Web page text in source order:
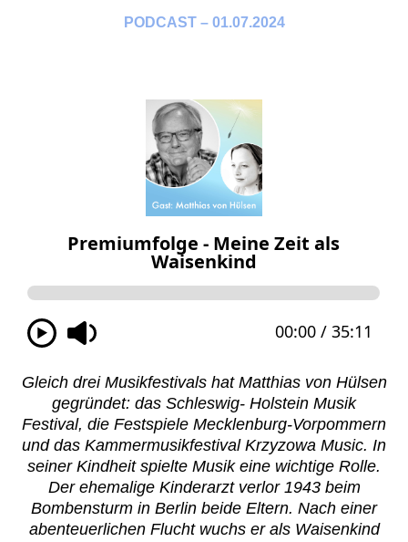
PODCAST – 01.07.2024
Gleich drei Musikfestivals hat Matthias von Hülsen
gegründet: das Schleswig- Holstein Musik
Festival, die Festspiele Mecklenburg-Vorpommern
und das Kammermusikfestival Krzyzowa Music. In
seiner Kindheit spielte Musik eine wichtige Rolle.
Der ehemalige Kinderarzt verlor 1943 beim
Bombensturm in Berlin beide Eltern. Nach einer
abenteuerlichen Flucht wuchs er als Waisenkind